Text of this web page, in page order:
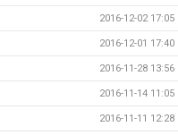
2016-12-02 17:05
2016-12-01 17:40
2016-11-28 13:56
2016-11-14 11:05
2016-11-11 12:28